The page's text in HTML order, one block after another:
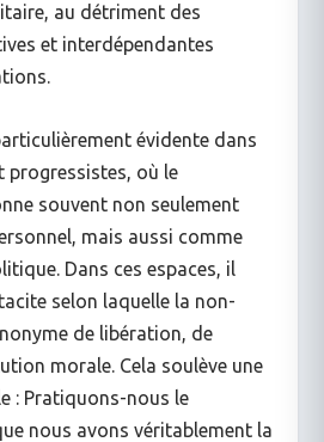
au détriment des
et interdépendantes
évidente dans
progressistes, où le
souvent non seulement
mais aussi comme
Dans ces espaces, il
selon laquelle la non-
de libération, de
morale. Cela soulève une
: Pratiquons-nous le
nous avons véritablement la